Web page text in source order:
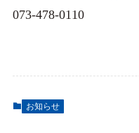
073-478-0110
お知らせ